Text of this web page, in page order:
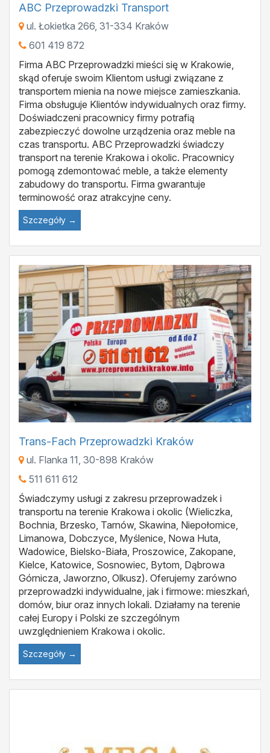
ABC Przeprowadzki Transport
ul. Łokietka 266, 31-334 Kraków
601 419 872
Firma ABC Przeprowadzki mieści się w Krakowie,
skąd oferuje swoim Klientom usługi związane z
transportem mienia na nowe miejsce zamieszkania.
Firma obsługuje Klientów indywidualnych oraz firmy.
Doświadczeni pracownicy firmy potrafią
zabezpieczyć dowolne urządzenia oraz meble na
czas transportu. ABC Przeprowadzki świadczy
transport na terenie Krakowa i okolic. Pracownicy
pomogą zdemontować meble, a także elementy
zabudowy do transportu. Firma gwarantuje
terminowość oraz atrakcyjne ceny.
Szczegóły →
Trans-Fach Przeprowadzki Kraków
ul. Flanka 11 30-898 Kraków
511 611 612
Świadczymy usługi z zakresu przeprowadzek i
transportu na terenie Krakowa i okolic (Wieliczka,
Bochnia, Brzesko, Tarnów, Skawina, Niepołomice,
Limanowa, Dobczyce, Myślenice, Nowa Huta,
Wadowice, Bielsko-Biała, Proszowice, Zakopane,
Kielce, Katowice, Sosnowiec, Bytom, Dąbrowa
Górnicza, Jaworzno, Olkusz). Oferujemy zarówno
przeprowadzki indywidualne, jak i firmowe: mieszkań,
domów, biur oraz innych lokali. Działamy na terenie
całej Europy i Polski ze szczególnym
uwzględnieniem Krakowa i okolic.
Szczegóły →